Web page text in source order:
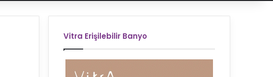
Vitra Erişilebilir Banyo